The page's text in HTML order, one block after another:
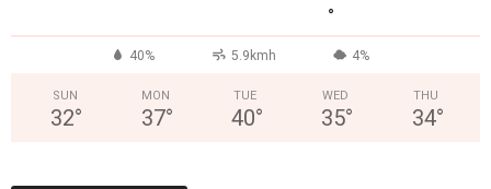
°
40% 5.9kmh 4%
SUN
32°
MON
37°
TUE
40°
WED
35°
THU
34°